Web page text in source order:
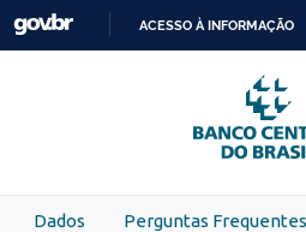
Skip to main content
PARA
O
ACESSO À INFORMAÇÃO
Dados Perguntas Frequentes